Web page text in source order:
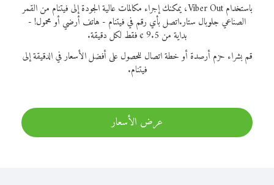
باستخدام Viber Out، يمكنك إجراء مكالمات عالية الجودة إلى فيتنام من القمر
الصناعي جلوبال ستار.اتصل بأي رقم في فيتنام - هاتف أرضي أو محمول! -
بداية من 9.5 ¢ فقط لكل دقيقة.
قم بشراء حزم أرصدة أو خطة اتصال للحصول على أفضل الأسعار في الدقيقة إلى
فيتنام.
عرض الأسعار